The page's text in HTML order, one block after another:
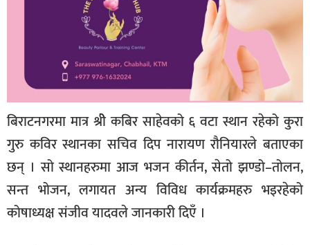
बिराटनगरमा मात्र श्रीे कबिर साहेवको ६ वटा स्थान रहेको कुरा
गुरु कविर स्थानका सचिव दिप नारायण रौनियारले बताएका
छन् । सो स्थानहरुमा आज भजन कीर्तन, सेतो झण्डो–तोलन,
सन्त भोजन, लगायत अन्य विविध कार्यक्रमहरु भइरहेको
कोषाध्यक्ष संजीव यादवले जानकारी दिएँ ।